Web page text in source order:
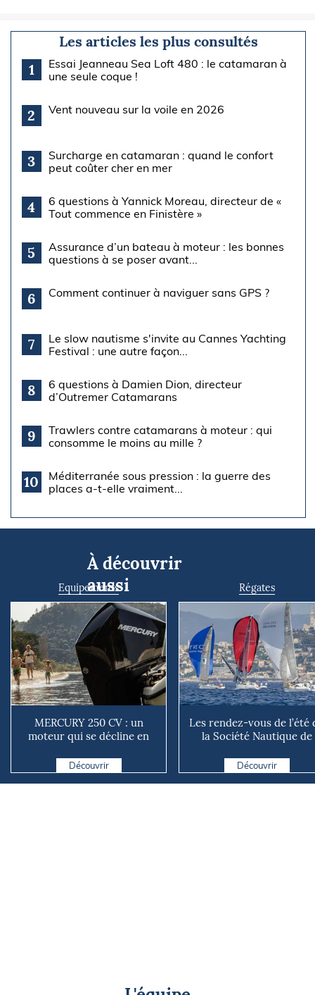
Les articles les plus consultés
1
Essai Jeanneau Sea Loft 480 : le catamaran à
une seule coque !
2 Vent nouveau sur la voile en 2026
3
Surcharge en catamaran : quand le confort
peut coûter cher en mer
4
6 questions à Yannick Moreau, directeur de «
Tout commence en Finistère »
5
Assurance d’un bateau à moteur : les bonnes
questions à se poser avant...
6 Comment continuer à naviguer sans GPS ?
7
Le slow nautisme s'invite au Cannes Yachting
Festival : une autre façon...
8
6 questions à Damien Dion, directeur
d’Outremer Catamarans
9
Trawlers contre catamarans à moteur : qui
consomme le moins au mille ?
10
Méditerranée sous pression : la guerre des
places a-t-elle vraiment...
À découvrir
aussi
Equipements
MERCURY 250 CV : un
moteur qui se décline en
Découvrir
Régates
Les rendez-vous de l’été
la Société Nautique de
Découvrir